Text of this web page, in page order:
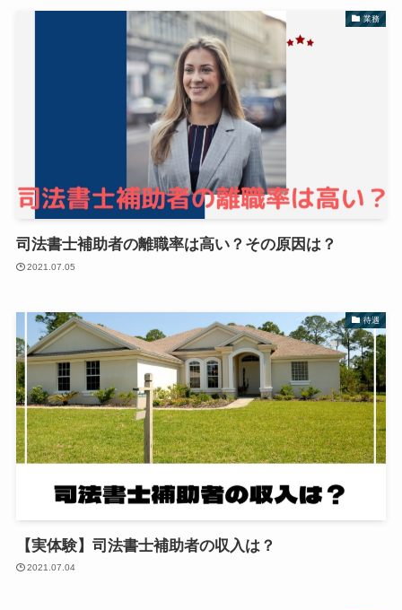
業務
司法書士補助者の離職率は高い？その原因は？
2021.07.05
待遇
【実体験】司法書士補助者の収入は？
2021.07.04